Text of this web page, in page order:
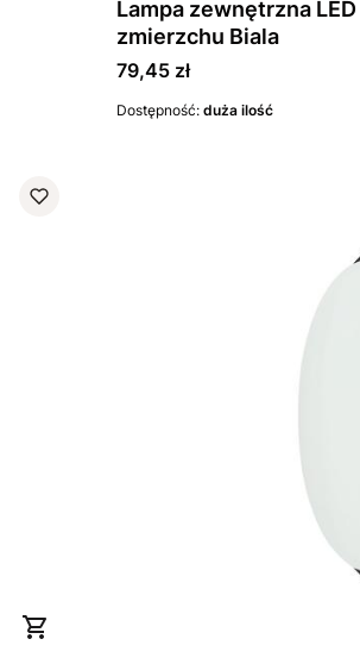
Lampa zewnętrzna LED 15W 1100lm IP54 4000K z czujnikiem ruchu i
zmierzchu Biala
Cena
79,45 zł
Dostępność: duża ilość